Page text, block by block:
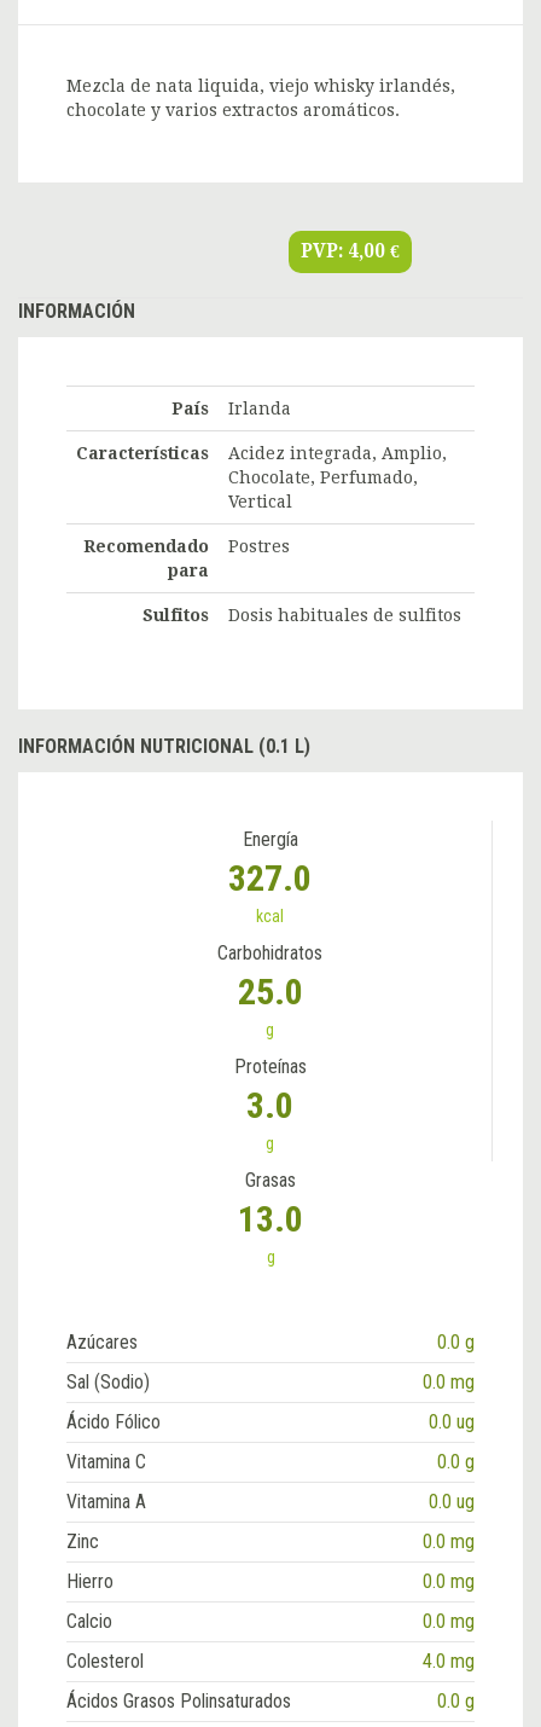
Mezcla de nata liquida, viejo whisky irlandés,
chocolate y varios extractos aromáticos.
PVP: 4,00 €
INFORMACIÓN
País Irlanda
Características
Acidez integrada, Amplio,
Chocolate, Perfumado,
Vertical
Recomendado
para
Postres
Sulfitos Dosis habituales de sulfitos
INFORMACIÓN NUTRICIONAL (0.1 L)
Energía
327.0
kcal
Carbohidratos
25.0
g
Proteínas
3.0
g
Grasas
13.0
g
Azúcares
0.0 g
Sal (Sodio)
0.0 mg
Ácido Fólico
0.0 ug
Vitamina C
0.0 g
Vitamina A
0.0 ug
Zinc
0.0 mg
Hierro
0.0 mg
Calcio
0.0 mg
Colesterol
4.0 mg
Ácidos Grasos Polinsaturados
0.0 g